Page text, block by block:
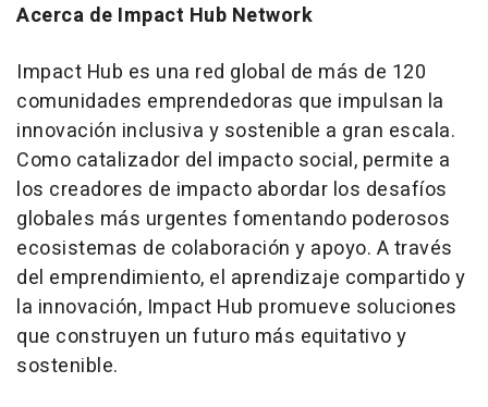
Acerca de Impact Hub Network
Impact Hub es una red global de más de 120
comunidades emprendedoras que impulsan la
innovación inclusiva y sostenible a gran escala.
Como catalizador del impacto social, permite a
los creadores de impacto abordar los desafíos
globales más urgentes fomentando poderosos
ecosistemas de colaboración y apoyo. A través
del emprendimiento, el aprendizaje compartido y
la innovación, Impact Hub promueve soluciones
que construyen un futuro más equitativo y
sostenible.